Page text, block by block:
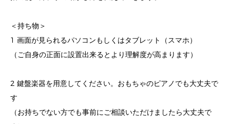
＜持ち物＞
1 画面が見られるパソコンもしくはタブレット（スマホ）
（ご自身の正面に設置出来るとより理解度が高まります）
2 鍵盤楽器を用意してください。おもちゃのピアノでも大丈夫で
す
（お持ちでない方でも事前にご相談いただけましたら大丈夫で